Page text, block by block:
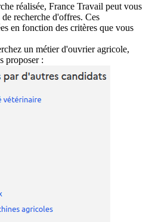
réalisée, France Travail peut vous
recherche d'offres. Ces
en fonction des critères que vous
un métier d'ouvrier agricole,
proposer :